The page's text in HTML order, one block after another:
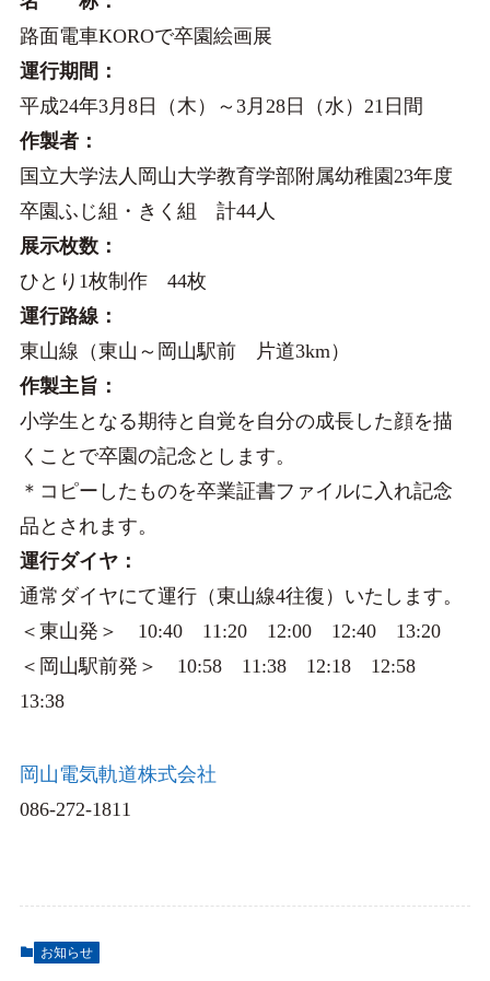
路面電車KOROで卒園絵画展
運行期間：
平成24年3月8日（木）～3月28日（水）21日間
作製者：
国立大学法人岡山大学教育学部附属幼稚園23年度
卒園ふじ組・きく組 計44人
展示枚数：
ひとり1枚制作 44枚
運行路線：
東山線（東山～岡山駅前 片道3km）
作製主旨：
小学生となる期待と自覚を自分の成長した顔を描
くことで卒園の記念とします。
＊コピーしたものを卒業証書ファイルに入れ記念
品とされます。
運行ダイヤ：
通常ダイヤにて運行（東山線4往復）いたします。
＜東山発＞ 10:40 11:20 12:00 12:40 13:20
＜岡山駅前発＞ 10:58 11:38 12:18 12:58
13:38
岡山電気軌道株式会社
086-272-1811
お知らせ